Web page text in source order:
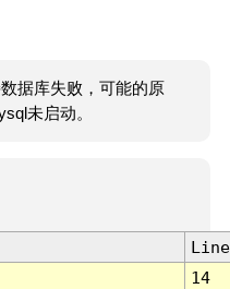
据库失败，可能的原
未启动。
Line
14